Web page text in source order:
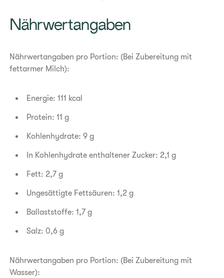
​Nährwertangaben
Nährwertangaben pro Portion: (Bei Zubereitung mit
fettarmer Milch):
Energie: 111 kcal
Protein: 11 g
Kohlenhydrate: 9 g
In Kohlenhydrate enthaltener Zucker: 2,1 g
Fett: 2,7 g
Ungesättigte Fettsäuren: 1,2 g
Ballaststoffe: 1,7 g
Salz: 0,6 g
Nährwertangaben pro Portion: (Bei Zubereitung mit
Wasser):